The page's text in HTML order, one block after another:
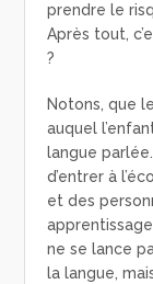
prendre le
Après tout,
?
Notons, que
auquel
langue
d’entrer à
et des
ne se lance
la langue,